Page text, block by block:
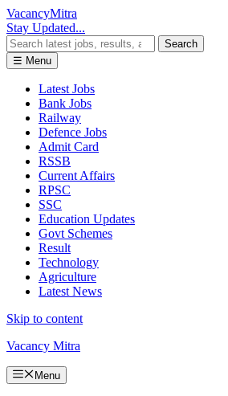
VacancyMitra
Stay Updated...
Search
☰ Menu
Latest Jobs
Bank Jobs
Railway
Defence Jobs
Admit Card
RSSB
Current Affairs
RPSC
SSC
Education Updates
Govt Schemes
Result
Technology
Agriculture
Latest News
Skip to content
Vacancy Mitra
Menu